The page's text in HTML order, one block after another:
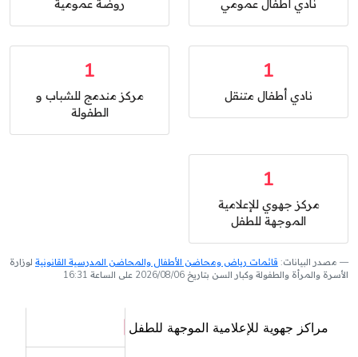
نادي أطفال عمومي روضة عمومية
1
نادي أطفال متنقل
1
مركز مندمج للشباب و
الطفولة
1
مركز جهوي للإعلامية
الموجهة للطفل
مصدر البيانات: قائمات رياض ومحاضن الأطفال والمحاضن المدرسية القانونية لوزارة
الأسرة والمرأة والطفولة وكبار السن بتاريخ 2026/08/06 على الساعة 16:31